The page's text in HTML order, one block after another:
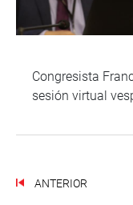
Congresista
sesión virtual
ANTERIOR